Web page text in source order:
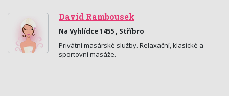
David Rambousek
Na Vyhlídce 1455 , Stříbro
Privátní masárské služby. Relaxační, klasické a
sportovní masáže.